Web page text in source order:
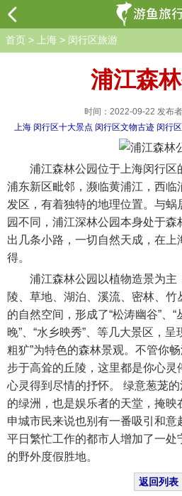
首页 > 上海 > 闵行区旅游
浦江森
时间：2022-09-22 发布
上海 闵行区十大景点 闵行区文物古迹 闵行
浦江森林公园位于上海闵行区
浦东新区毗邻，濒临黄浦江，西临
发区，有着独特的地理位置。与蜗
园不同，浦江深林公园本身处于
出几条小路，一切自然天成，在上
得。
浦江森林公园以植物造景为主
陵、草地、湖泊、溪流、密林、
的自然空间，形成了“松涛幽谷”、“
晚”、“水乡映秀”、等几大景区，呈
粗犷”为特色的森林景观。不管你
步于高耸的丘陵，这里都是你心灵
心灵得到尽情的抒怀。 绿意葱茏
的绿洲，也是娱乐者的天堂，掩
申城市民来说也别有一番吸引和
平日繁忙工作的都市人增加了一处
的野外度假胜地。
返回列表